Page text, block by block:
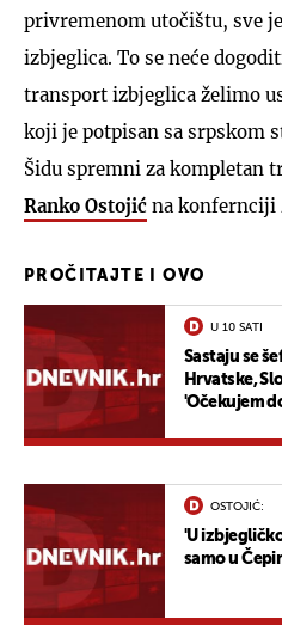
privremenom utočištu, sve
izbjeglica. To se neće
transport izbjeglica želimo
koji je potpisan sa srpskom
Šidu spremni za kompletan
Ranko Ostojić na konfernciji
PROČITAJTE I OVO
U 10 SATI
Sastaju se
Hrvatske,
'Očekujem
OSTOJIĆ:
'U
samo u